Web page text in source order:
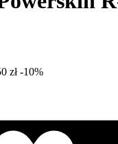
zł -10%